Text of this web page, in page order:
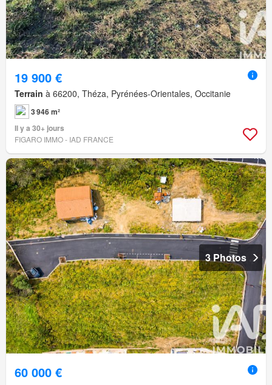
19 900 €
Terrain à 66200, Théza, Pyrénées-Orientales, Occitanie
3 946 m²
Il y a 30+ jours
FIGARO IMMO - IAD FRANCE
3 Photos
60 000 €